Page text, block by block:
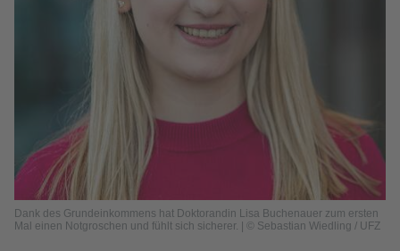
Dank des Grundeinkommens hat Doktorandin Lisa Buchenauer zum ersten
Mal einen Notgroschen und fühlt sich sicherer. | © Sebastian Wiedling / UFZ